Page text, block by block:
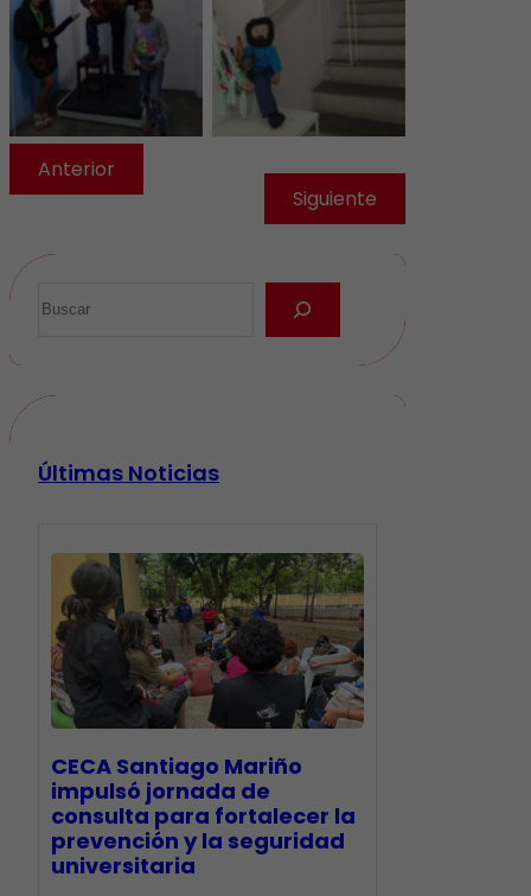
Anterior
Siguiente
Últimas Noticias
CECA Santiago Mariño
impulsó jornada de
consulta para fortalecer la
prevención y la seguridad
universitaria